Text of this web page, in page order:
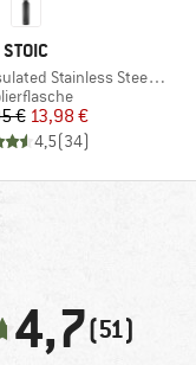
MARKE
STOIC
Stainless Steel Bottle 1L
Preis
€reduzierter Preis
13,98 €
4,5(34)
4,7(51)